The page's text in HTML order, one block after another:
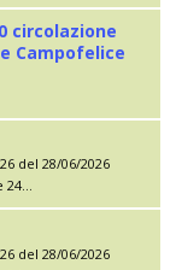
circolazione
Campofelice
del 28/06/2026
24...
del 28/06/2026